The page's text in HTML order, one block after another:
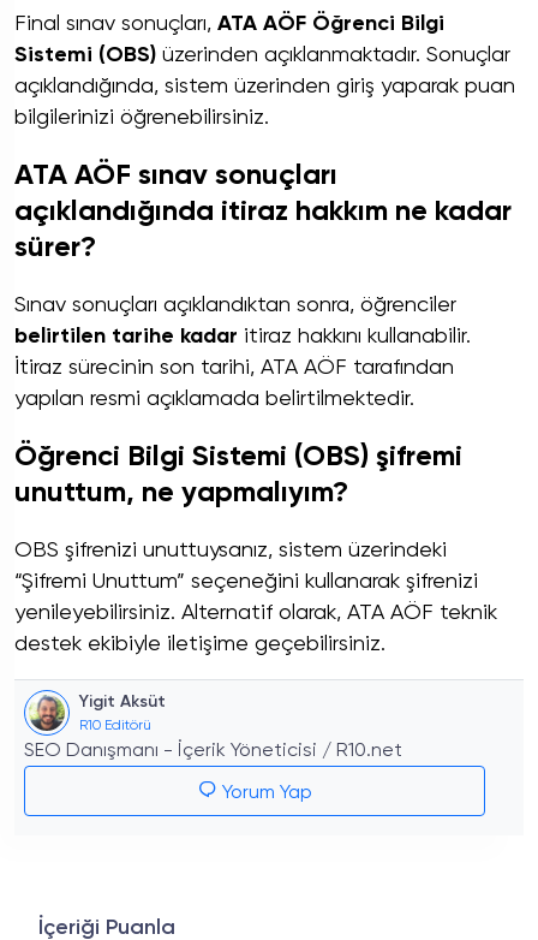
Final sınav sonuçları, ATA AÖF Öğrenci Bilgi
Sistemi (OBS) üzerinden açıklanmaktadır. Sonuçlar
açıklandığında, sistem üzerinden giriş yaparak puan
bilgilerinizi öğrenebilirsiniz.
ATA AÖF sınav sonuçları
açıklandığında itiraz hakkım ne kadar
sürer?
Sınav sonuçları açıklandıktan sonra, öğrenciler
belirtilen tarihe kadar itiraz hakkını kullanabilir.
İtiraz sürecinin son tarihi, ATA AÖF tarafından
yapılan resmi açıklamada belirtilmektedir.
Öğrenci Bilgi Sistemi (OBS) şifremi
unuttum, ne yapmalıyım?
OBS şifrenizi unuttuysanız, sistem üzerindeki
“Şifremi Unuttum” seçeneğini kullanarak şifrenizi
yenileyebilirsiniz. Alternatif olarak, ATA AÖF teknik
destek ekibiyle iletişime geçebilirsiniz.
Yigit Aksüt
R10 Editörü
SEO Danışmanı - İçerik Yöneticisi / R10.net
Yorum Yap
İçeriği Puanla